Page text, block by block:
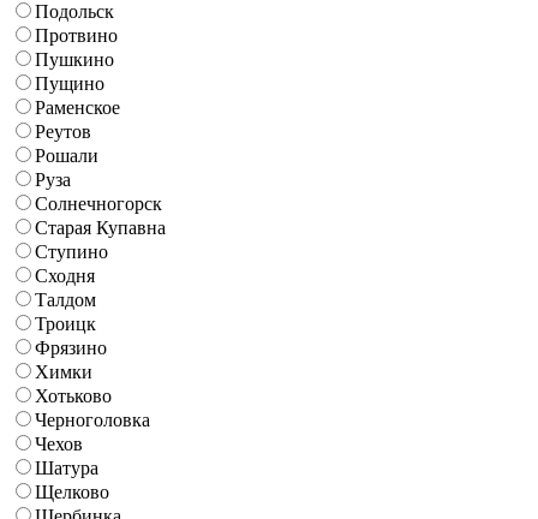
Подольск
Протвино
Пушкино
Пущино
Раменское
Реутов
Рошали
Руза
Солнечногорск
Старая Купавна
Ступино
Сходня
Талдом
Троицк
Фрязино
Химки
Хотьково
Черноголовка
Чехов
Шатура
Щелково